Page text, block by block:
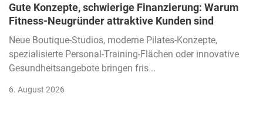
Gute Konzepte, schwierige Finanzierung: Warum
Fitness-Neugründer attraktive Kunden sind
Neue Boutique-Studios, moderne Pilates-Konzepte,
spezialisierte Personal-Training-Flächen oder innovative
Gesundheitsangebote bringen fris...
6. August 2026